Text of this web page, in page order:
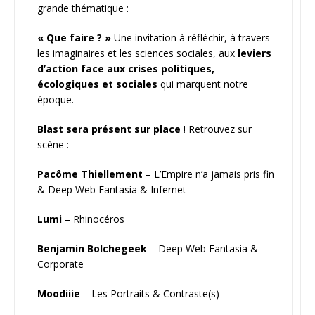
grande thématique :
« Que faire ? » Une invitation à réfléchir, à travers
les imaginaires et les sciences sociales, aux leviers
d’action face aux crises politiques,
écologiques et sociales qui marquent notre
époque.
Blast sera présent sur place ! Retrouvez sur
scène :
Pacôme Thiellement – L’Empire n’a jamais pris fin
& Deep Web Fantasia & Infernet
Lumi – Rhinocéros
Benjamin Bolchegeek – Deep Web Fantasia &
Corporate
Moodiiie – Les Portraits & Contraste(s)